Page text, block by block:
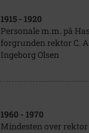
1915 - 1920
Personale m.m. på
forgrunden rektor C.
Ingeborg Olsen
1960 - 1970
Mindesten over rektor